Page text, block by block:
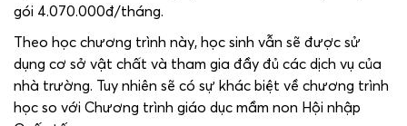
gói 4.070.000đ/tháng.
Theo học chương trình này, học sinh vẫn sẽ được sử
dụng cơ sở vật chất và tham gia đầy đủ các dịch vụ của
nhà trường. Tuy nhiên sẽ có sự khác biệt về chương trình
học so với Chương trình giáo dục mầm non Hội nhập